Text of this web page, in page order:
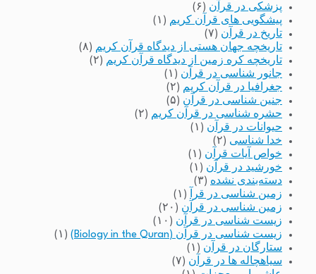
پزشکی در قرآن (۶)
پیشگویی های قرآن کریم (۱)
تاریخ در قرآن (۷)
تاریخچه جهان هستی از دیدگاه قرآن کریم (۸)
تاریخچه کره زمین از دیدگاه قرآن کریم (۲)
جانور شناسی در قرآن (۱)
جغرافیا در قرآن کریم (۲)
جنین شناسی در قرآن (۵)
حشره شناسی در قرآن کریم (۲)
حیوانات در قرآن (۱)
خدا شناسی (۲)
خواص آیات قرآن (۱)
خورشید در قرآن (۱)
دسته‌بندی نشده (۳)
زمین شناسی در قرآ
(۱)
زمین شناسی در قرآن (۲۰)
زیست شناسی در قرآن (۱۰)
زیست شناسی در قرآن (Biology in the Quran)
(۱)
ستارگان در قرآن (۱)
سیاهچاله ها در قرآن (۷)